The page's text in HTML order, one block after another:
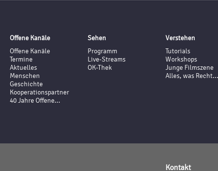
Offene Kanäle
Offene Kanäle
Termine
Aktuelles
Menschen
Geschichte
Kooperationspartner
40 Jahre Offene...
Sehen
Programm
Live-Streams
OK-Thek
Verstehen
Tutorials
Workshops
Junge Filmszene
Alles, was Recht...
Kontakt